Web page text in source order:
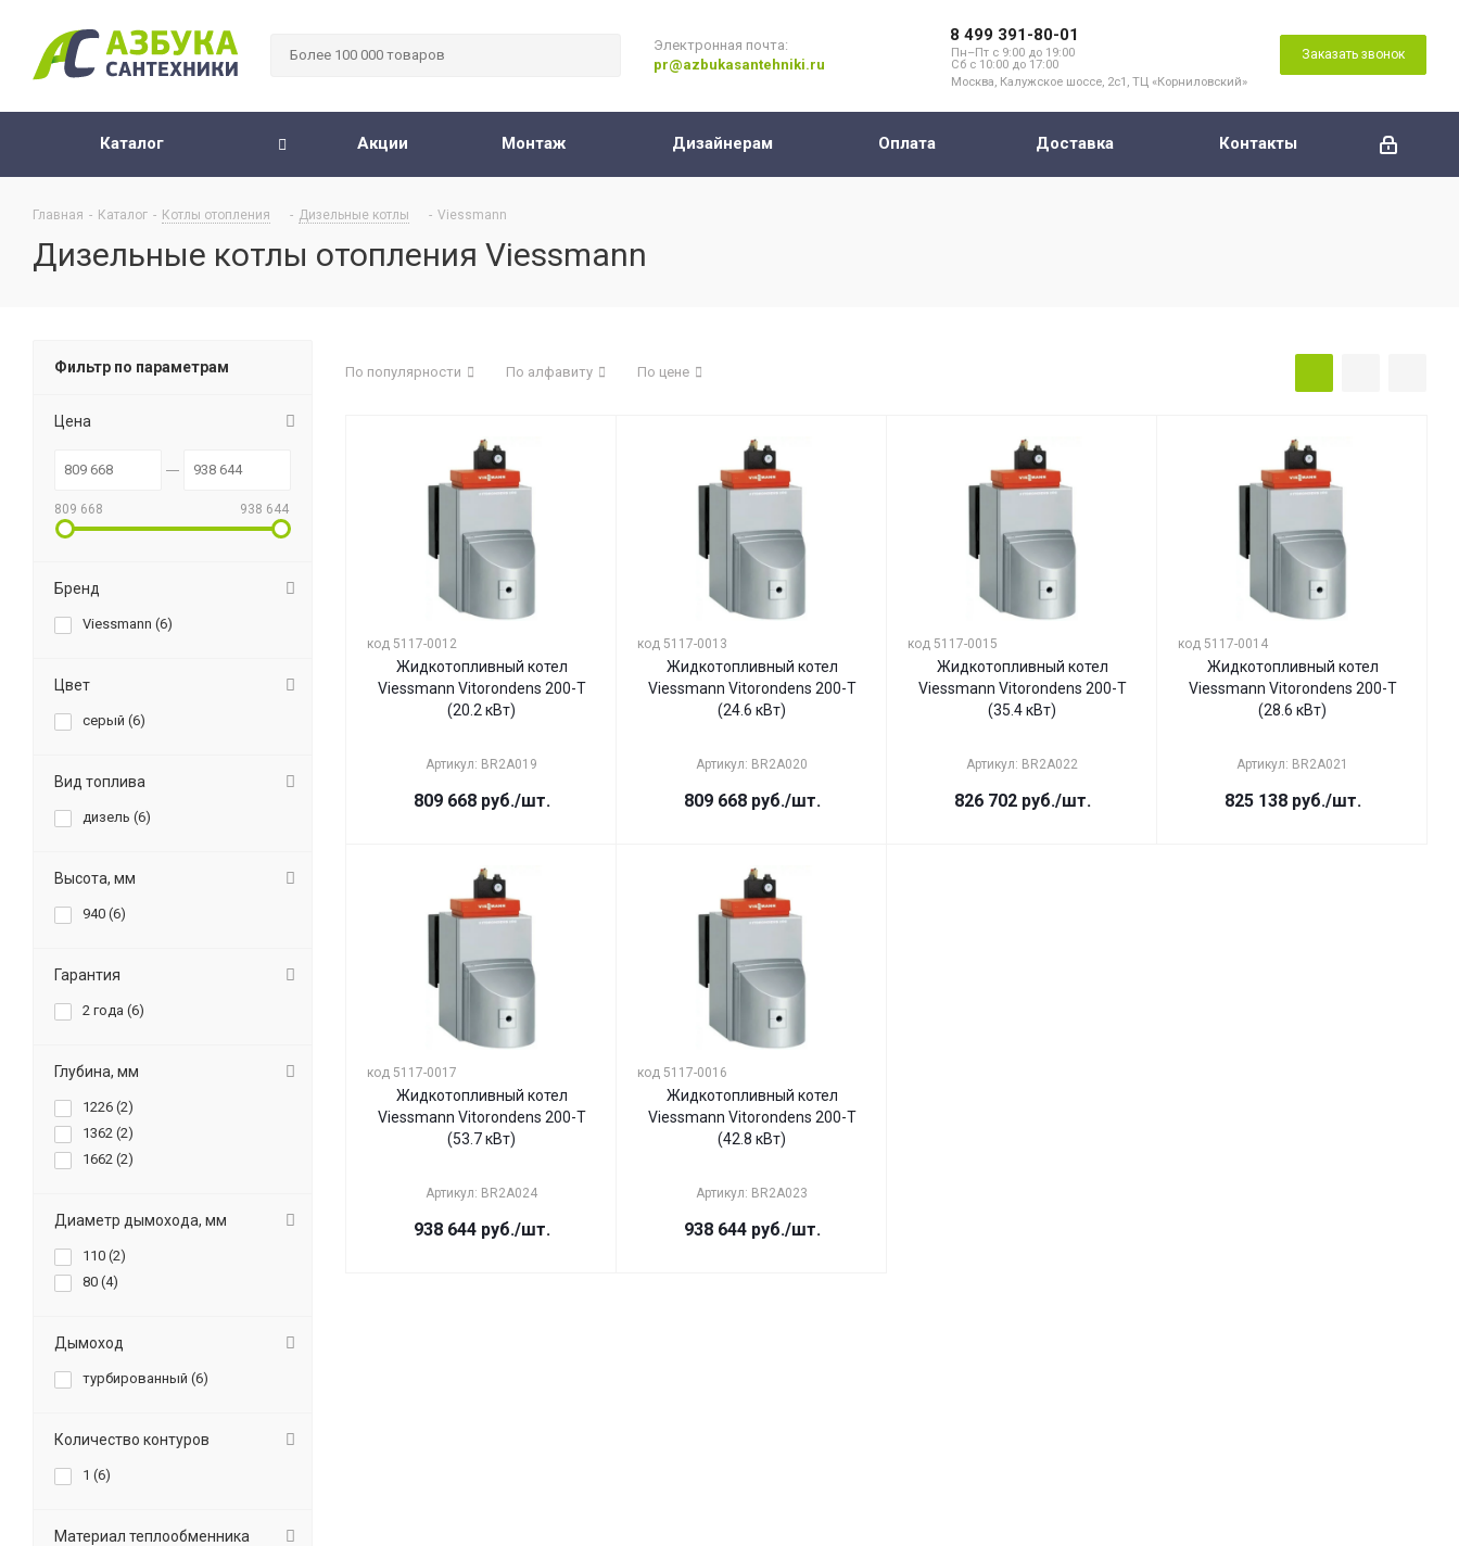
Электронная почта:
pr@azbukasantehniki.ru
8 499 391-80-01
Пн–Пт с 9:00 до 19:00
Сб с 10:00 до 17:00
Москва, Калужское шоссе, 2с1, ТЦ «Корниловский»
Заказать звонок
Каталог Акции Монтаж Дизайнерам Оплата Доставка Контакты
Главная - Каталог - Котлы отопления - Дизельные котлы - Viessmann
Дизельные котлы отопления Viessmann
По популярности По алфавиту По цене
код 5117-0012
Жидкотопливный котел
Viessmann Vitorondens 200-T
(20.2 кВт)
Артикул: BR2A019
809 668руб./шт.
код 5117-0013
Жидкотопливный котел
Viessmann Vitorondens 200-T
(24.6 кВт)
Артикул: BR2A020
809 668руб./шт.
код 5117-0015
Жидкотопливный котел
Viessmann Vitorondens 200-T
(35.4 кВт)
Артикул: BR2A022
826 702руб./шт.
код 5117-0014
Жидкотопливный котел
Viessmann Vitorondens 200-T
(28.6 кВт)
Артикул: BR2A021
825 138руб./шт.
код 5117-0017
Жидкотопливный котел
Viessmann Vitorondens 200-T
(53.7 кВт)
Артикул: BR2A024
938 644руб./шт.
код 5117-0016
Жидкотопливный котел
Viessmann Vitorondens 200-T
(42.8 кВт)
Артикул: BR2A023
938 644руб./шт.
Фильтр по параметрам
Цена
809 668 938 644
Бренд
Viessmann (6)
Цвет
серый (6)
Вид топлива
дизель (6)
Высота, мм
940 (6)
Гарантия
2 года (6)
Глубина, мм
1226 (2)
1362 (2)
1662 (2)
Диаметр дымохода, мм
110 (2)
80 (4)
Дымоход
турбированный (6)
Количество контуров
1 (6)
Материал теплообменника